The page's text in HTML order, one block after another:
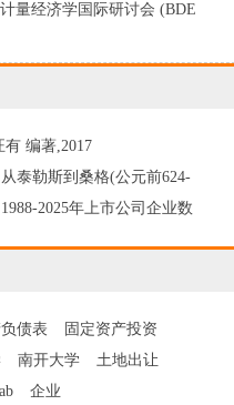
量经济学国际研讨会 (BDE
有 编著,2017
泰勒斯到桑格(公元前624-
志谦 陈乐濛 编著，2020
2025年上市公司企业数
债表
固定资产投资
南开大学
土地出让
企业